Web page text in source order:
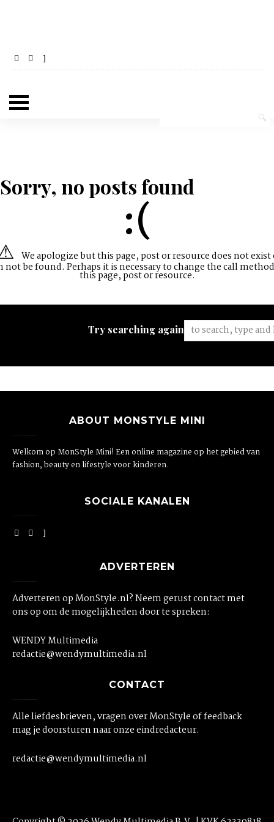
Sorry, no posts found
:(
We apologize but this page, post or resource does not exist
not be found. Perhaps it is necessary to change the call
this page, post or resource.
Try searching again:
ABOUT MONSTYLE MINI
Welkom op MonStyle Mini! Een online magazine op het gebied van
fashion, beauty en lifestyle voor kinderen.
SOCIALE KANALEN
ADVERTEREN
Adverteren op MonStyle.nl? Neem gerust contact met
ons op om de mogelijkheden door te spreken:
WENDY Multimedia
redactie@wendymultimedia.nl
CONTACT
Alle liefdesbrieven, vragen over MonStyle of feedback
mag je doorsturen naar onze eindredacteur.
redactie@wendymultimedia.nl